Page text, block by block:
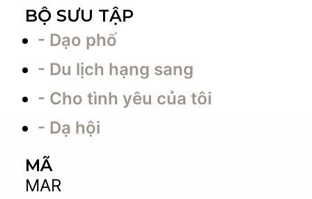
BỘ SƯU TẬP
- Dạo phố
- Du lịch hạng sang
- Cho tình yêu của tôi
- Dạ hội
MÃ
MAR